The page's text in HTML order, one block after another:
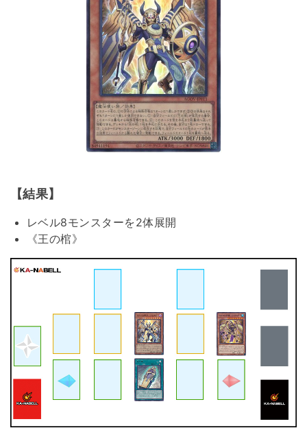
【結果】
レベル8モンスターを2体展開
《王の棺》